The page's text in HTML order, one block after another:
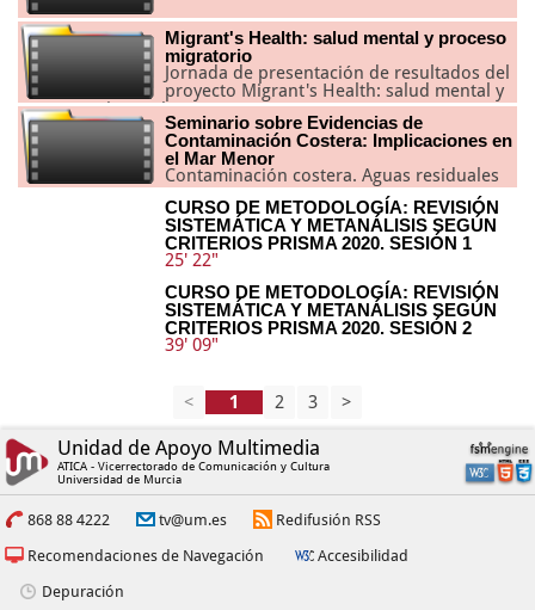
Migrant's Health: salud mental y proceso
migratorio
Jornada de presentación de resultados del
proyecto Migrant's Health: salud mental y
proceso migratorio
Seminario sobre Evidencias de
Contaminación Costera: Implicaciones en
el Mar Menor
Contaminación costera. Aguas residuales
CURSO DE METODOLOGÍA: REVISIÓN
SISTEMÁTICA Y METANÁLISIS SEGÚN
CRITERIOS PRISMA 2020. SESIÓN 1
25' 22"
CURSO DE METODOLOGÍA: REVISIÓN
SISTEMÁTICA Y METANÁLISIS SEGÚN
CRITERIOS PRISMA 2020. SESIÓN 2
39' 09"
< 2 3 >
Unidad de Apoyo Multimedia
ATICA - Vicerrectorado de Comunicación y Cultura
Universidad de Murcia
868 88 4222 tv@um.es
Redifusión RSS
Recomendaciones de Navegación
Accesibilidad
Depuración